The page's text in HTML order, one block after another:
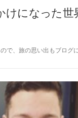
けになった世
で、旅の思い出もブログ